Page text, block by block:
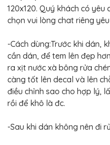
120x120. Quý khách có
chọn vui lòng chat riêng
-Cách dùng:Trước khi dán,
cần dán, để tem lên đẹp
ra xịt nước xà bông rửa
càng tốt lên decal và lên
điều chỉnh sao cho hợp lý,
rồi để khô là đc.
-Sau khi dán không nên đi